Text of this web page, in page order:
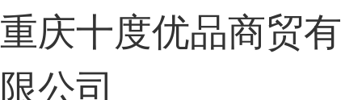
重庆十度优品商贸有
限公司